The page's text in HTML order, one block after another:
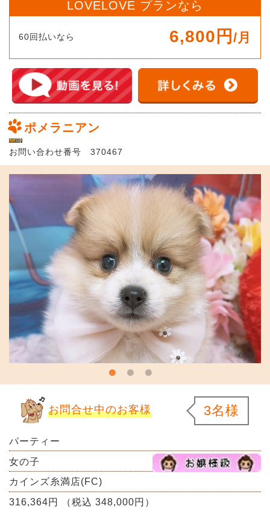
LOVELOVE プランなら
60回払いなら 6,800円 /月
ポメラニアン
お問い合わせ番号 370467
お問合せ中のお客様 3名様
パーティー
女の子
カインズ糸満店(FC)
316,364円 （税込 348,000円）